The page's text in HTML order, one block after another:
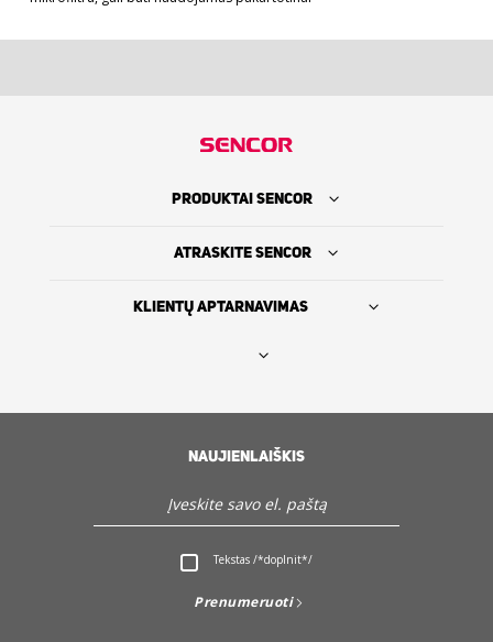
PRODUKTAI SENCOR
ATRASKITE SENCOR
KLIENTŲ APTARNAVIMAS
NAUJIENLAIŠKIS
Tekstas /*doplnit*/
Prenumeruoti